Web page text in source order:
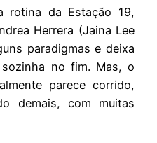
rotina da Estação 19,
Herrera (Jaina Lee
paradigmas e deixa
no fim. Mas, o
parece corrido,
demais, com muitas